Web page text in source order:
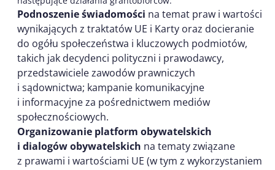
Podnoszenie świadomości na temat praw i wartości
wynikających z traktatów UE i Karty oraz docieranie
do ogółu społeczeństwa i kluczowych podmiotów,
takich jak decydenci polityczni i prawodawcy,
przedstawiciele zawodów prawniczych
i sądownictwa; kampanie komunikacyjne
i informacyjne za pośrednictwem mediów
społecznościowych.
Organizowanie platform obywatelskich
i dialogów obywatelskich na tematy związane
z prawami i wartościami UE (w tym z wykorzystaniem